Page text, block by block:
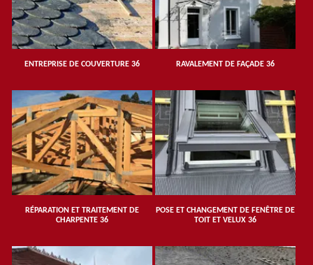
ENTREPRISE DE COUVERTURE 36 RAVALEMENT DE FAÇADE 36
RÉPARATION ET TRAITEMENT DE
CHARPENTE 36
POSE ET CHANGEMENT DE FENÊTRE DE
TOIT ET VELUX 36